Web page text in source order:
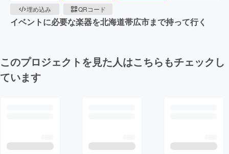
埋め込み
QRコード
イベントに必要な楽器を北海道帯広市まで持って行く
このプロジェクトを見た人はこちらもチェックし
ています